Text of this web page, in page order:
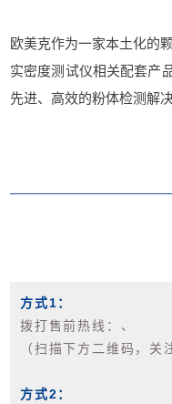
欧美克作为一家本土化的
实密度测试仪相关配套产
先进、高效的粉体检测解
方式1：
拨打售前热线：、
（扫描下方二维码，
方式2：